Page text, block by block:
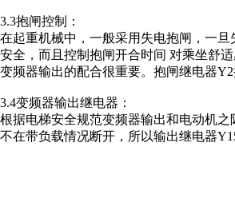
3.3抱闸控制：
在起重机械中，一般采用失电抱闸，一
安全，而且控制抱闸开合时间 对乘坐舒
变频器输出的配合很重要。抱闸继电器
3.4变频器输出继电器：
根据电梯安全规范变频器输出和电动机
不在带负载情况断开，所以输出继电器